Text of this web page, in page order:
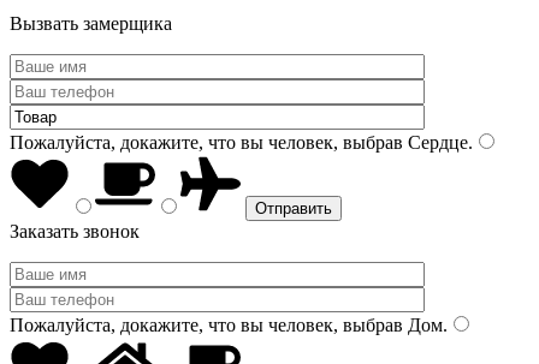
Вызвать замерщика
Пожалуйста, докажите, что вы человек, выбрав Сердце.
Заказать звонок
Пожалуйста, докажите, что вы человек, выбрав Дом.